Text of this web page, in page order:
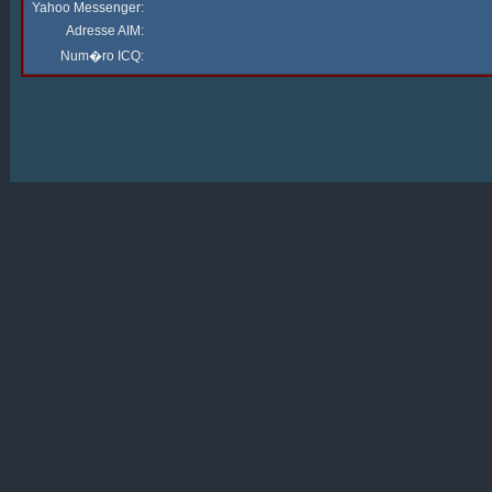
Yahoo Messenger:
Adresse AIM:
Num�ro ICQ: